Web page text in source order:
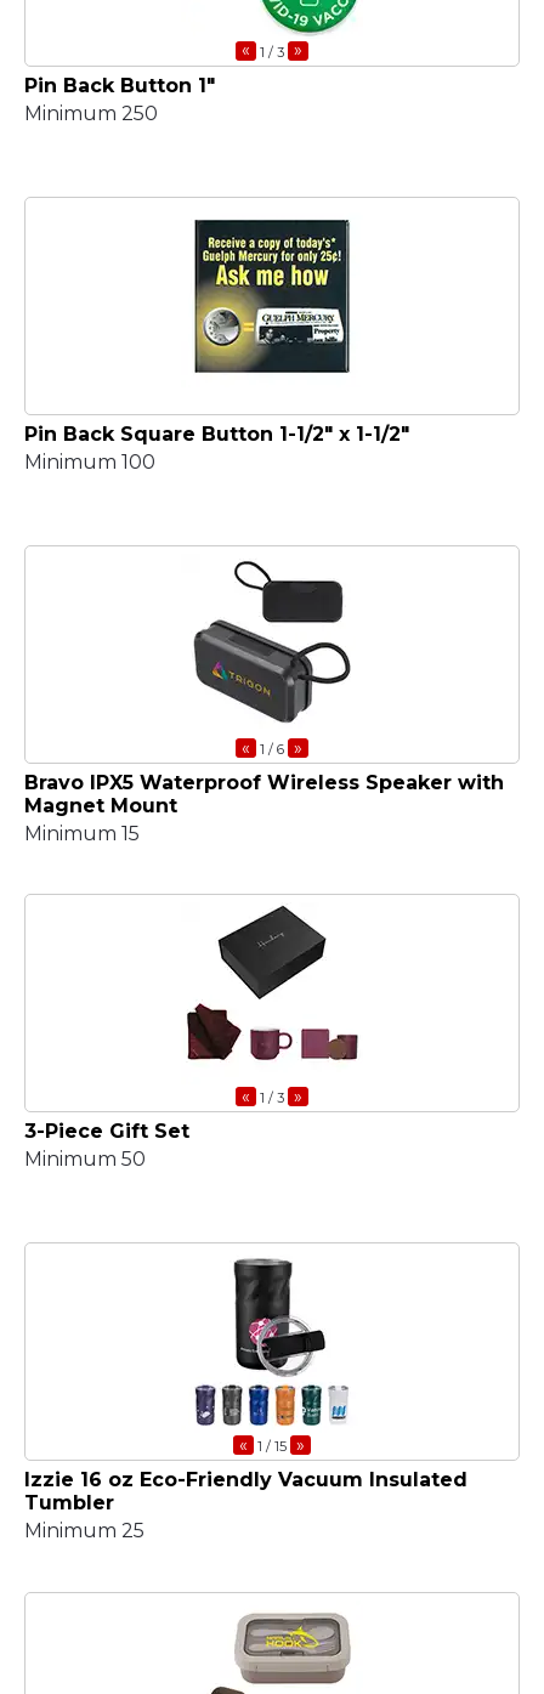
« 1 / 3 »
Pin Back Button 1"
Minimum 250
Pin Back Square Button 1-1/2" x 1-1/2"
Minimum 100
« 1 / 6 »
Bravo IPX5 Waterproof Wireless Speaker with
Magnet Mount
Minimum 15
« 1 / 3 »
3-Piece Gift Set
Minimum 50
« 1 / 15 »
Izzie 16 oz Eco-Friendly Vacuum Insulated
Tumbler
Minimum 25